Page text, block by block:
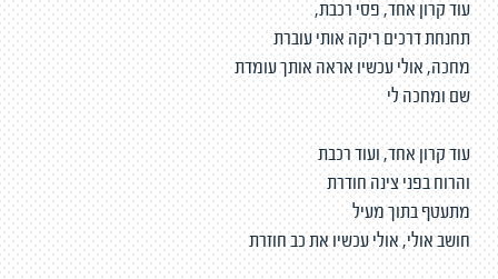
עוד קרון אחד, פסי רכבת,
תחנחת דרכים ריקה אותי עוברת
מחכה, אולי עכשיו אראה אותך עומדת
שם ומחכה לי
עוד קרון אחד, ועוד רכבת
והרוח בפני צינה חודרת
מתעטף בתוך מעיל
חושב אולי, אולי עכשיו את כב חוזרת